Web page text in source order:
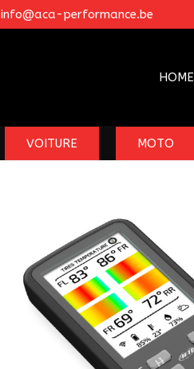
info@aca-performance.be
HOME
VOITURE MOTO